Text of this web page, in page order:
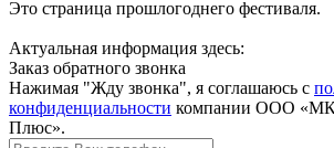
Это страница прошлогоднего фестиваля.
Актуальная информация здесь:
Заказ обратного звонка
Нажимая "Жду звонка", я соглашаюсь с
конфиденциальности компании ООО
Плюс».